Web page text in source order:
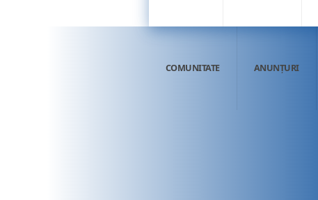
COMUNITATE ANUNȚURI